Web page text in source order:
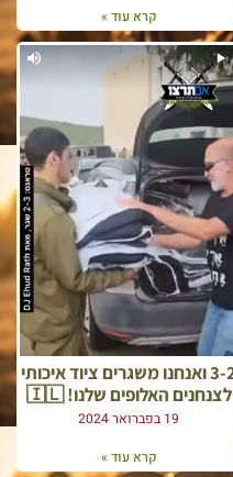
קרא עוד »
3-2 ואנחנו משגרים ציוד איכותי
לצנחנים האלופים שלנו! 🇮🇱
19 בפברואר 2024
קרא עוד »